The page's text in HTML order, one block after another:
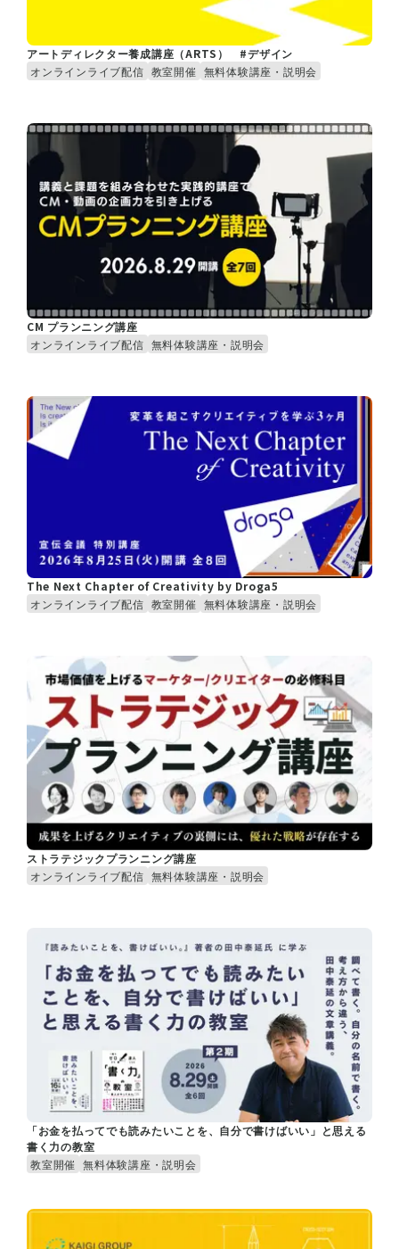
アートディレクター養成講座（ARTS） #デザイン
オンラインライブ配信 教室開催 無料体験講座・説明会
CM プランニング講座
オンラインライブ配信 無料体験講座・説明会
The Next Chapter of Creativity by Droga5
オンラインライブ配信 教室開催 無料体験講座・説明会
ストラテジックプランニング講座
オンラインライブ配信 無料体験講座・説明会
「お金を払ってでも読みたいことを、自分で書けばいい」と思える
書く力の教室
教室開催 無料体験講座・説明会